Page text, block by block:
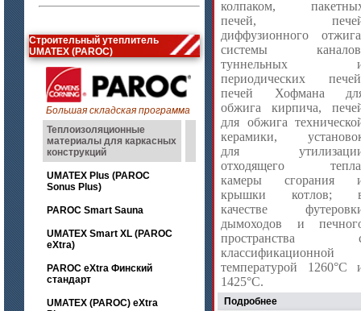
Строительный утеплитель
UMATEX (PAROC)
Большая складская программа
Теплоизоляционные
материалы для каркасных
конструкций
UMATEX Plus (PAROC
Sonus Plus)
PAROC Smart Sauna
UMATEX Smart XL (PAROC
eXtra)
PAROC eXtra Финский
стандарт
UMATEX (PAROC) eXtra
колпаком,
печей,
диффузионного
системы
туннельных
периодических
печей Хофмана
обжига кирпича,
для обжига
керамики,
для
отходящего
камеры сгорания
крышки котлов;
качестве
дымоходов и
пространства
классификационной
температурой 1260°С
1425°С.
Подробнее